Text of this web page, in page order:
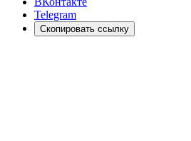
Telegram
Скопировать ссылку